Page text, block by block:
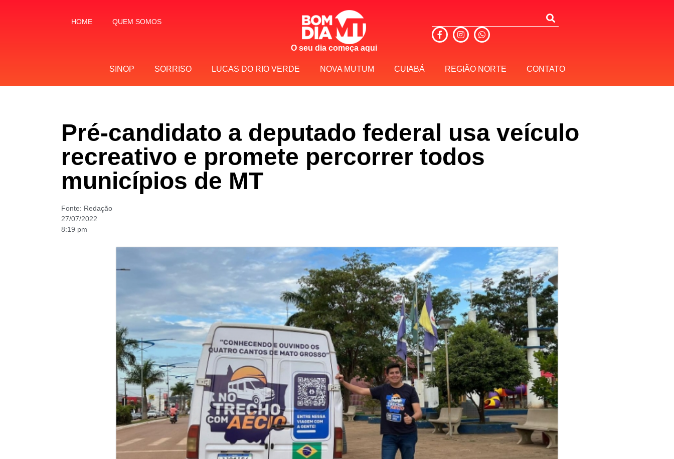
HOME QUEM SOMOS
O seu dia começa aqui
SINOP SORRISO LUCAS DO RIO VERDE NOVA MUTUM CUIABÁ REGIÃO NORTE CONTATO
Pré-candidato a deputado federal usa veículo
recreativo e promete percorrer todos
municípios de MT
Fonte: Redação
27/07/2022
8:19 pm